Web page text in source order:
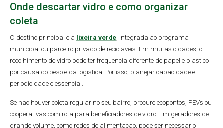
Onde descartar vidro e como organizar
coleta
O destino principal e a lixeira verde, integrada ao programa
municipal ou parceiro privado de reciclaveis. Em muitas cidades, o
recolhimento de vidro pode ter frequencia diferente de papel e plastico
por causa do peso e da logistica. Por isso, planejar capacidade e
periodicidade e essencial.
Se nao houver coleta regular no seu bairro, procure ecopontos, PEVs ou
cooperativas com rota para beneficiadores de vidro. Em geradores de
grande volume, como redes de alimentacao, pode ser necessario